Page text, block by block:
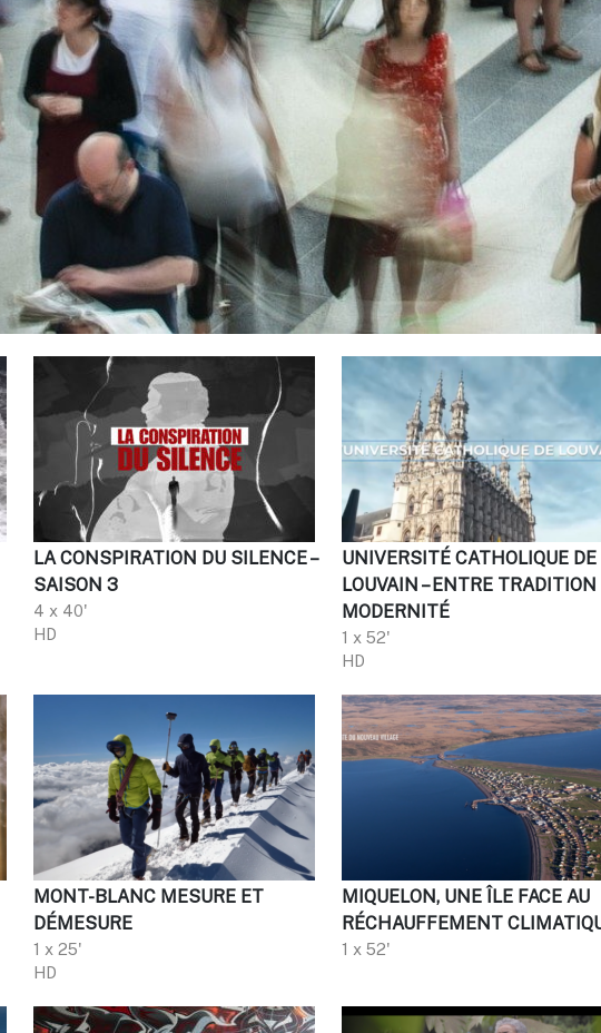
LA CONSPIRATION DU SILENCE –
SAISON 3
4 x 40'
HD
UNIVERSITÉ CATHOLIQUE DE
LOUVAIN – ENTRE
MODERNITÉ
1 x 52'
HD
MONT-BLANC MESURE ET
DÉMESURE
1 x 25'
HD
MIQUELON, UNE ÎLE FACE AU
RÉCHAUFFEMENT
1 x 52'